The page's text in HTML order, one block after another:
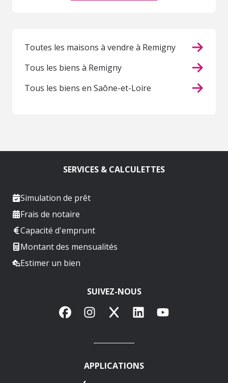
Toutes les maisons à vendre à Remigny
Tous les biens à Remigny
Tous les biens en Saône-et-Loire
SERVICES & CALCULETTES
Simulation de prêt
Frais de notaire
Capacité d'emprunt
Montant des mensualités
Estimer un bien
SUIVEZ-NOUS
FacebookInstagram
X LinkedInYouTube
APPLICATIONS